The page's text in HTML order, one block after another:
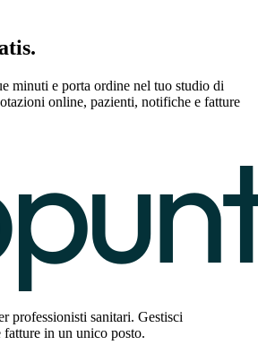
minuti e porta ordine nel tuo studio di
online, pazienti, notifiche e fatture
professionisti sanitari. Gestisci
in un unico posto.